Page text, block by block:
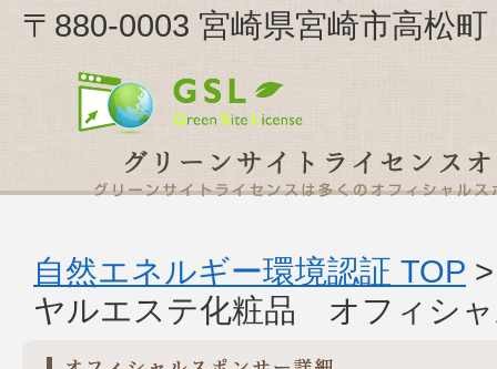
〒880-0003 宮崎県宮崎市高松
自然エネルギー環境認証 TOP
ヤルエステ化粧品 オフィシ